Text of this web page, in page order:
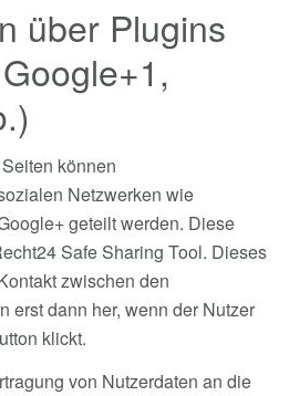
über Plugins
können
Netzwerken wie
geteilt werden. Diese
Safe Sharing Tool. Dieses
zwischen den
erst dann her, wenn der Nutzer
klickt.
von Nutzerdaten an die